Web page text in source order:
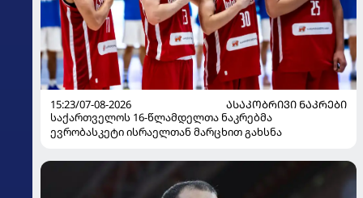
15:23/07-08-2026
ᲐᲡᲐᲙᲝᲑᲠᲘᲕᲘ ᲜᲐᲙᲠᲔᲑᲘ
საქართველოს 16-წლამდელთა ნაკრებმა
ევრობასკეტი ისრაელთან მარცხით გახსნა